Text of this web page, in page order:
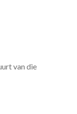
van die